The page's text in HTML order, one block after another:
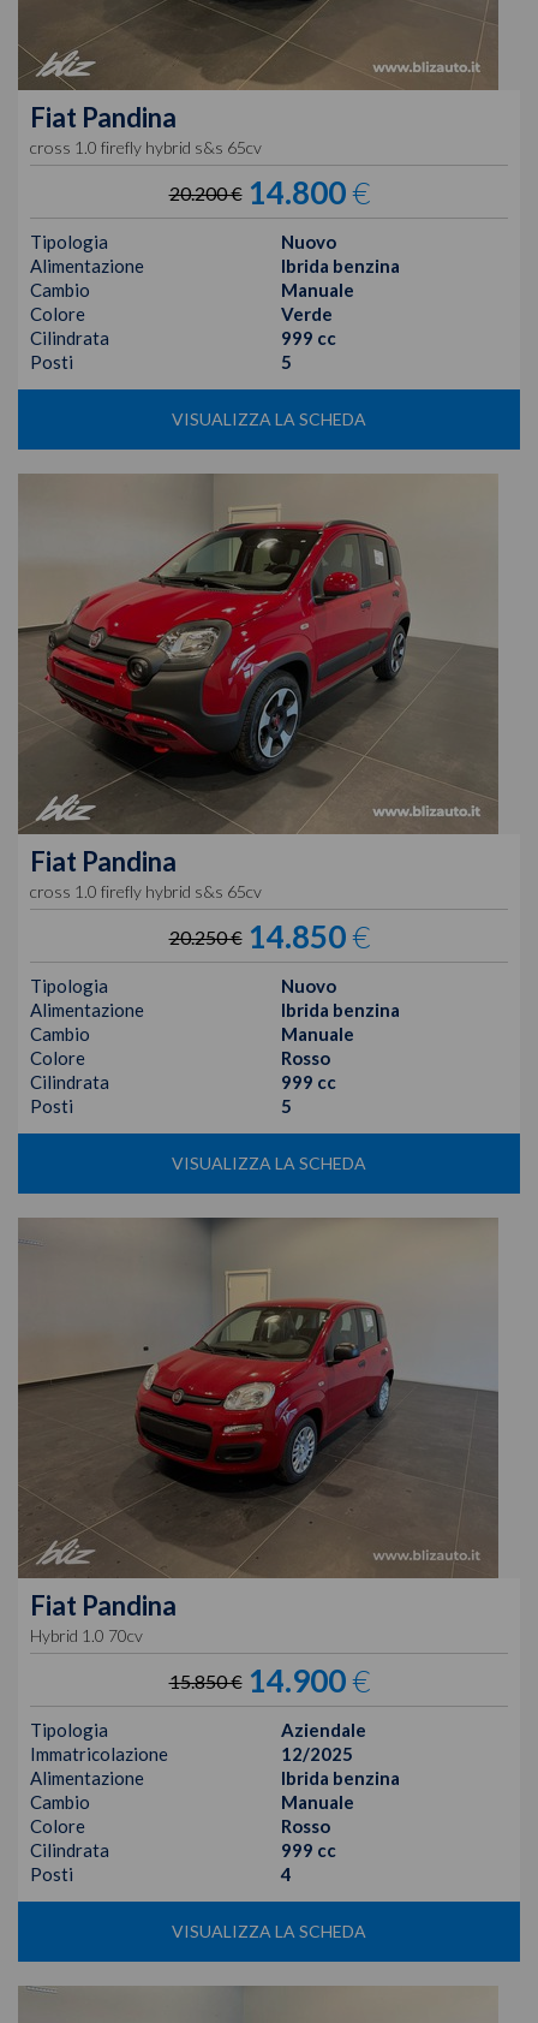
Fiat Pandina
cross 1.0 firefly hybrid s&s 65cv
20.200 € 14.800€
Tipologia
Nuovo
Alimentazione
Ibrida benzina
Cambio
Manuale
Colore
Verde
Cilindrata
999 cc
Posti
5
VISUALIZZA LA SCHEDA
Fiat Pandina
cross 1.0 firefly hybrid s&s 65cv
20.250 € 14.850€
Tipologia
Nuovo
Alimentazione
Ibrida benzina
Cambio
Manuale
Colore
Rosso
Cilindrata
999 cc
Posti
5
VISUALIZZA LA SCHEDA
Fiat Pandina
Hybrid 1.0 70cv
15.850 € 14.900€
Tipologia
Aziendale
Immatricolazione
12/2025
Alimentazione
Ibrida benzina
Cambio
Manuale
Colore
Rosso
Cilindrata
999 cc
Posti
4
VISUALIZZA LA SCHEDA